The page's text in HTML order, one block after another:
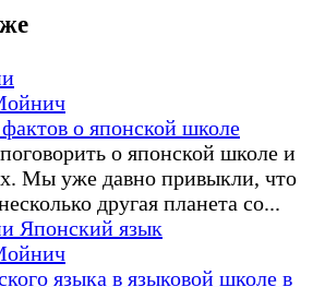
о японской школе
о японской школе и
Мы уже давно привыкли, что
другая планета со...
Японский язык
языка в языковой школе в